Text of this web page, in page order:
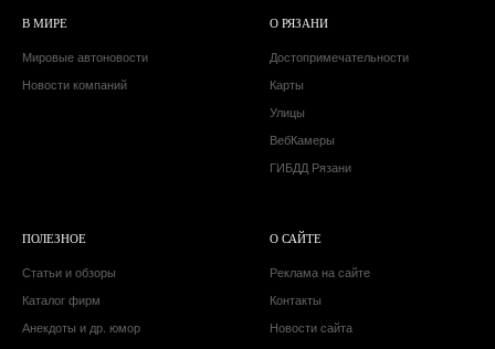
В МИРЕ
Мировые автоновости
Новости компаний
О РЯЗАНИ
Достопримечательности
Карты
Улицы
ВебКамеры
ГИБДД Рязани
ПОЛЕЗНОЕ
Статьи и обзоры
Каталог фирм
Анекдоты и др. юмор
О САЙТЕ
Реклама на сайте
Контакты
Новости сайта